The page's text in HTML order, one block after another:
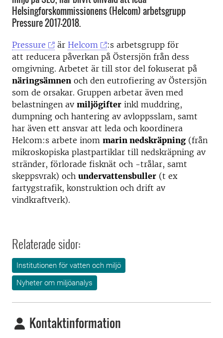
Helsingforskommissionens (Helcom) arbetsgrupp
Pressure 2017-2018.
Pressure är Helcom
:s arbetsgrupp för
att reducera påverkan på Östersjön från dess
omgivning. Arbetet är till stor del fokuserat på
näringsämnen och den eutrofiering av Östersjön
som de orsakar. Gruppen arbetar även med
belastningen av miljögifter inkl muddring,
dumpning och hantering av avloppsslam, samt
har även ett ansvar att leda och koordinera
Helcom:s arbete inom marin nedskräpning (från
mikroskopiska plastpartiklar till nedskräpning av
stränder, förlorade fisknät och -trålar, samt
skeppsvrak) och undervattensbuller (t ex
fartygstrafik, konstruktion och drift av
vindkraftverk).
Relaterade sidor:
Institutionen för vatten och miljö
Nyheter om miljöanalys
Kontaktinformation